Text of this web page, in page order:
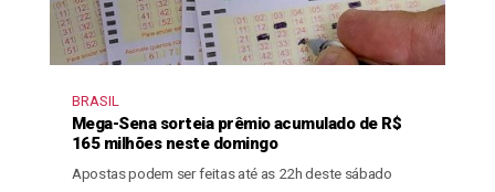
BRASIL
Mega-Sena sorteia prêmio acumulado de R$
165 milhões neste domingo
Apostas podem ser feitas até as 22h deste sábado